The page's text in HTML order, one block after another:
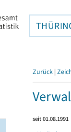
Zurück |
seit 01.08.1991